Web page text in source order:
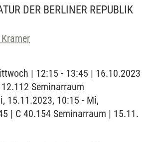
DER BERLINER REPUBLIK
| 12:15 - 13:45 | 16.10.2023
Seminarraum
15.11.2023, 10:15 - Mi,
| C 40.154 Seminarraum | 15.11.